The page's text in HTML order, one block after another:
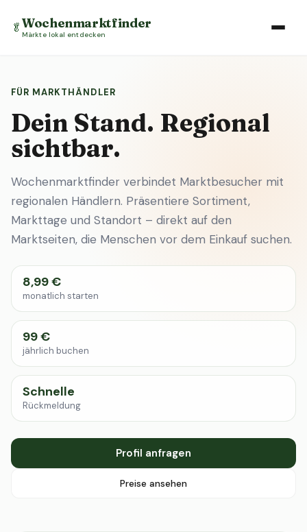
🥬Wochenmarktfinder
Märkte lokal entdecken
FÜR MARKTHÄNDLER
Dein Stand. Regional
sichtbar.
Wochenmarktfinder verbindet Marktbesucher mit
regionalen Händlern. Präsentiere Sortiment,
Markttage und Standort – direkt auf den
Marktseiten, die Menschen vor dem Einkauf suchen.
8,99 €
monatlich starten
99 €
jährlich buchen
Schnelle
Rückmeldung
Profil anfragen
Preise ansehen